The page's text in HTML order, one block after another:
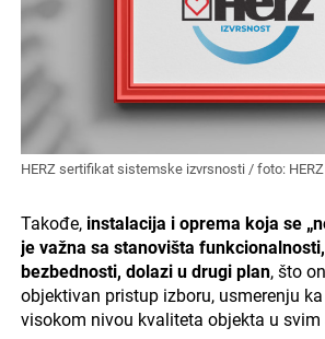
HERZ sertifikat sistemske izvrsnosti / foto: HERZ
Takođe,instalacija i oprema koja se
je važna sa stanovišta
bezbednosti, dolazi u drugi plan, što
objektivan pristup izboru, usmerenju
visokom nivou kvaliteta objekta u